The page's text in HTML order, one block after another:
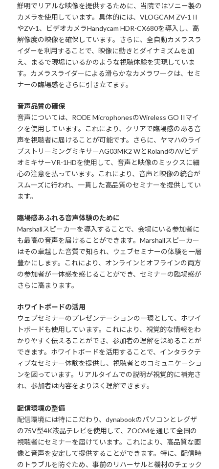
鮮明でリアルな映像を提供するために、当院ではソニー製の
カメラを使用しています。具体的には、VLOGCAM ZV-1 II
やZV-1、ビデオカメラHandycam HDR-CX680を導入し、高
解像度の映像を確保しています。さらに、全自動カメラスラ
イダーを利用することで、映像に動きとダイナミズムを加
え、まるで現場にいるかのような視聴体験を実現していま
す。カメラスライダーによる滑らかなカメラワークは、セミ
ナーの臨場感をさらに引き立てます。
音声品質の確保
音声については、RODE MicrophonesのWireless GO IIマイ
クを使用しています。これにより、クリアで臨場感のある音
声を視聴者に届けることが可能です。さらに、ヤマハのライ
ブストリーミングミキサーAG03MK2 WとRolandのAVビデ
オミキサーVR-1HDを使用して、音声と映像のミックスに細
心の注意を払っています。これにより、音声と映像の統合が
スムーズに行われ、一貫した高品質のセミナーを提供してい
ます。
臨場感あふれる音声体験のために
Marshallスピーカーを導入することで、会場にいる参加者に
も最高の音声を届けることができます。Marshallスピーカー
はその卓越した音質で知られ、ウェブセミナーの体験を一層
豊かにします。これにより、オンラインとオフラインの両方
の参加者が一体感を感じることができ、セミナーの臨場感が
さらに高まります。
ホワイトボードの活用
ウェブセミナーのプレゼンテーションの一環として、ホワイ
トボードも使用しています。これにより、視覚的な情報をわ
かりやすく伝えることができ、参加者の理解を深めることが
できます。ホワイトボードを活用することで、インタラクテ
ィブなセミナー体験を提供し、視聴者とのコミュニケーショ
ンを図っています。リアルタイムでの説明が視覚的に補完さ
れ、参加者は内容をより深く理解できます。
配信環境の整備
配信環境には特にこだわり、dynabookのパソコンとレグザ
の75V型4K液晶テレビを使用して、ZOOMを通じて全国の
視聴者にセミナーを届けています。これにより、高品質な画
像と音声を安定して提供することができます。特に、配信時
のトラブルを防ぐため、事前のリハーサルと機材のチェック